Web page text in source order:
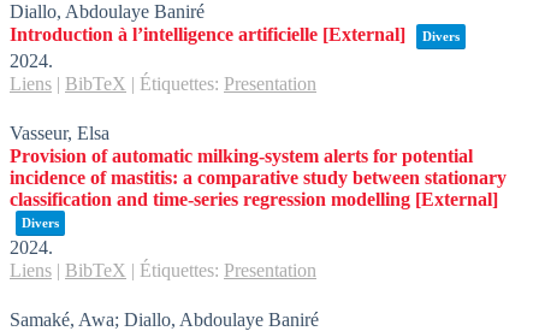
Diallo, Abdoulaye Baniré
Introduction à l’intelligence artificielle [External] Divers
2024.
Liens | BibTeX | Étiquettes: Presentation
Vasseur, Elsa
Provision of automatic milking-system alerts for potential
incidence of mastitis: a comparative study between stationary
classification and time-series regression modelling [External]
Divers
2024.
Liens | BibTeX | Étiquettes: Presentation
Samaké, Awa; Diallo, Abdoulaye Baniré